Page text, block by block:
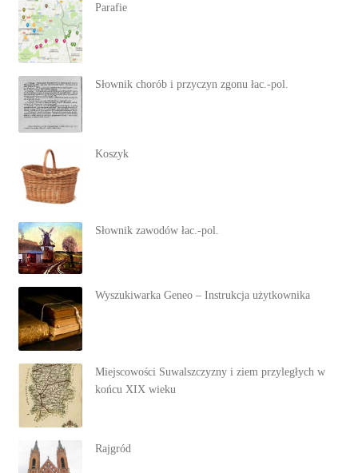
Parafie
Słownik chorób i przyczyn zgonu łac.-pol.
Koszyk
Słownik zawodów łac.-pol.
Wyszukiwarka Geneo – Instrukcja użytkownika
Miejscowości Suwalszczyzny i ziem przyległych w
końcu XIX wieku
Rajgród